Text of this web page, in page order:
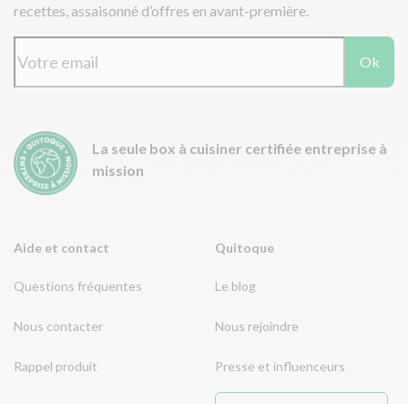
Aide et contact
Questions fréquentes
Nous contacter
Rappel produit
Quitoque
Le blog
Nous rejoindre
Presse et influenceurs
recettes, assaisonné d’offres en avant-première.
Ok
La seule box à cuisiner certifiée entreprise à
mission